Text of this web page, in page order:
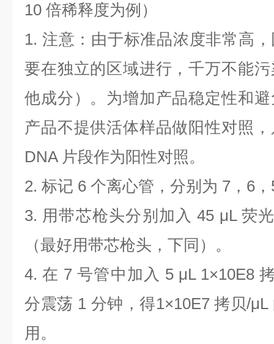
10 倍稀释度为例）
1. 注意：由于标准品浓度非常高
要在独立的区域进行，千万不能
他成分）。为增加产品稳定性和
产品不提供活体样品做阳性对照
DNA 片段作为阳性对照。
2. 标记 6 个离心管，分别为 7 ， 6 ，
3. 用带芯枪头分别加入 45 μL 荧
（最好用带芯枪头，下同）。
4.在 7号管中加入 5 μL 1×10E8
分震荡 1 分钟，得1×10E7 拷贝/μL
用。